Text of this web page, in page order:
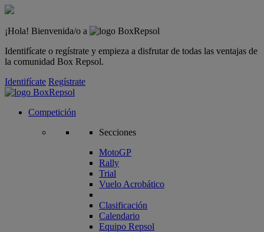
¡Hola! Bienvenida/o a
Identifícate o regístrate y empieza a disfrutar de todas las ventajas de
la comunidad Box Repsol.
Identifícate Regístrate
Competición
Secciones
MotoGP
Rally
Trial
Vuelo Acrobático
Clasificación
Calendario
Equipo Repsol